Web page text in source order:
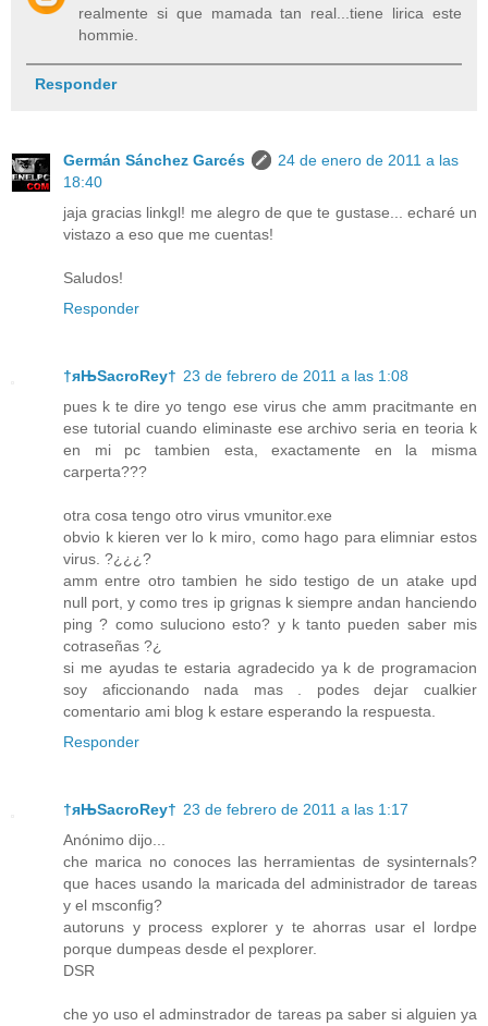
realmente si que mamada tan real...tiene lirica este
hommie.
Responder
Germán Sánchez Garcés
24 de enero de 2011 a las
18:40
jaja gracias linkgl! me alegro de que te gustase... echaré un
vistazo a eso que me cuentas!
Saludos!
Responder
†яЊSacroRey† 23 de febrero de 2011 a las 1:08
pues k te dire yo tengo ese virus che amm pracitmante en
ese tutorial cuando eliminaste ese archivo seria en teoria k
en mi pc tambien esta, exactamente en la misma
carperta???
otra cosa tengo otro virus vmunitor.exe
obvio k kieren ver lo k miro, como hago para elimniar estos
virus. ?¿¿¿?
amm entre otro tambien he sido testigo de un atake upd
null port, y como tres ip grignas k siempre andan hanciendo
ping ? como suluciono esto? y k tanto pueden saber mis
cotraseñas ?¿
si me ayudas te estaria agradecido ya k de programacion
soy aficcionando nada mas . podes dejar cualkier
comentario ami blog k estare esperando la respuesta.
Responder
†яЊSacroRey† 23 de febrero de 2011 a las 1:17
Anónimo dijo...
che marica no conoces las herramientas de sysinternals?
que haces usando la maricada del administrador de tareas
y el msconfig?
autoruns y process explorer y te ahorras usar el lordpe
porque dumpeas desde el pexplorer.
DSR
che yo uso el adminstrador de tareas pa saber si alguien ya